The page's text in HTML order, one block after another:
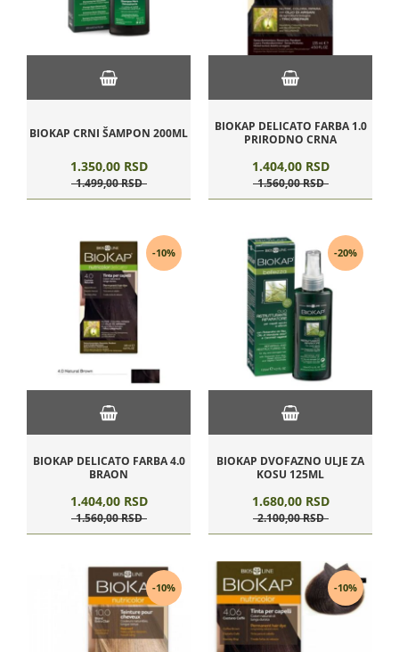
BIOKAP CRNI ŠAMPON 200ML
1.350,00 RSD
1.499,00RSD
BIOKAP DELICATO FARBA 1.0
PRIRODNO CRNA
1.404,00 RSD
1.560,00RSD
-10%
BIOKAP DELICATO FARBA 4.0
BRAON
1.404,00 RSD
1.560,00RSD
-20%
BIOKAP DVOFAZNO ULJE ZA
KOSU 125ML
1.680,00 RSD
2.100,00RSD
-10% -10%